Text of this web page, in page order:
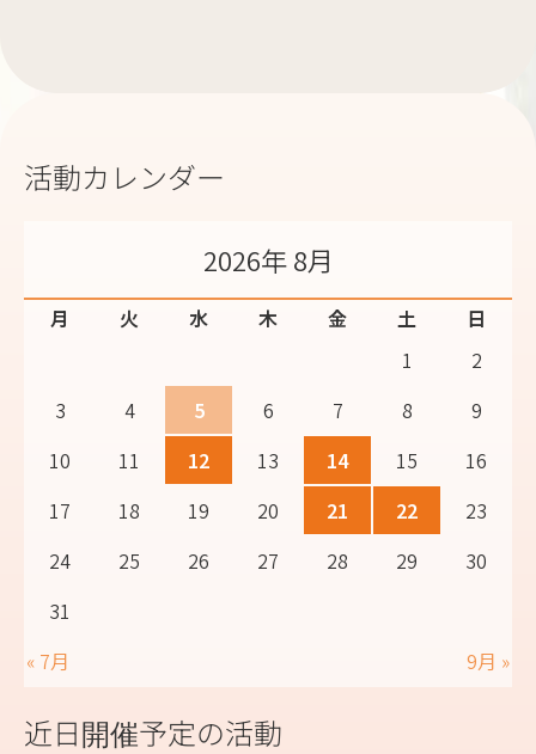
活動カレンダー
2026年 8月
月 火 水 木 金 土
日
1
2
3
4 5 6 7 8
9
10
11 12 13 14 15
16
17
18 19 20 21 22
23
24
25 26 27 28 29
30
31
« 7月
9月 »
近日開催予定の活動